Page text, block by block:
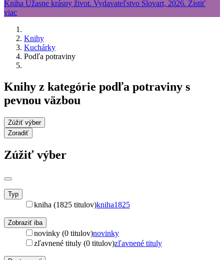
Knihy
Kuchárky
Podľa potraviny
Knihy z kategórie podľa potraviny s
pevnou väzbou
Zúžiť výber
Zoradiť
Zúžiť výber
Typ
kniha (1825 titulov)kniha1825
Zobraziť iba
novinky (0 titulov)novinky
zľavnené tituly (0 titulov)zľavnené tituly